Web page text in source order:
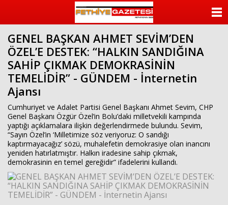
beylikdüzü
escort
bayan
beylikdüzü
escort
bayan
escort
beylikdüzü
beylikdüzü
escort
GENEL BAŞKAN AHMET SEVİM’DEN
ÖZEL’E DESTEK: “HALKIN SANDIĞINA
SAHİP ÇIKMAK DEMOKRASİNİN
TEMELİDİR” - GÜNDEM - İnternetin
Ajansı
Cumhuriyet ve Adalet Partisi Genel Başkanı Ahmet Sevim, CHP
Genel Başkanı Özgür Özel’in Bolu’daki milletvekili kampında
yaptığı açıklamalara ilişkin değerlendirmede bulundu. Sevim,
“Sayın Özel’in ‘Milletimize söz veriyoruz: O sandığı
kaptırmayacağız’ sözü, muhalefetin demokrasiye olan inancını
yeniden hatırlatmıştır. Halkın iradesine sahip çıkmak,
demokrasinin en temel gereğidir” ifadelerini kullandı.
KATEGORİLER
YAZARLAR
FOTO GALERİ
VİDEO GALERİ
KÜNYE
İLETİŞİM